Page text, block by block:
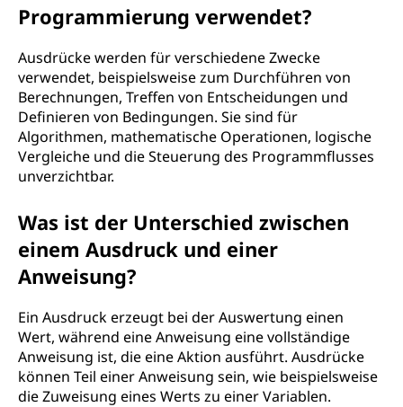
m
m
u
Programmierung verwendet?
Ausdrücke werden für verschiedene Zwecke
verwendet, beispielsweise zum Durchführen von
Berechnungen, Treffen von Entscheidungen und
Definieren von Bedingungen. Sie sind für
Algorithmen, mathematische Operationen, logische
Vergleiche und die Steuerung des Programmflusses
unverzichtbar.
Was ist der Unterschied zwischen
einem Ausdruck und einer
Anweisung?
Ein Ausdruck erzeugt bei der Auswertung einen
Wert, während eine Anweisung eine vollständige
Anweisung ist, die eine Aktion ausführt. Ausdrücke
können Teil einer Anweisung sein, wie beispielsweise
die Zuweisung eines Werts zu einer Variablen.